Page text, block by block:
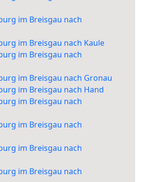
im Breisgau nach
im Breisgau nach Kaule
im Breisgau nach
im Breisgau nach Gronau
im Breisgau nach Hand
im Breisgau nach
im Breisgau nach
im Breisgau nach
im Breisgau nach